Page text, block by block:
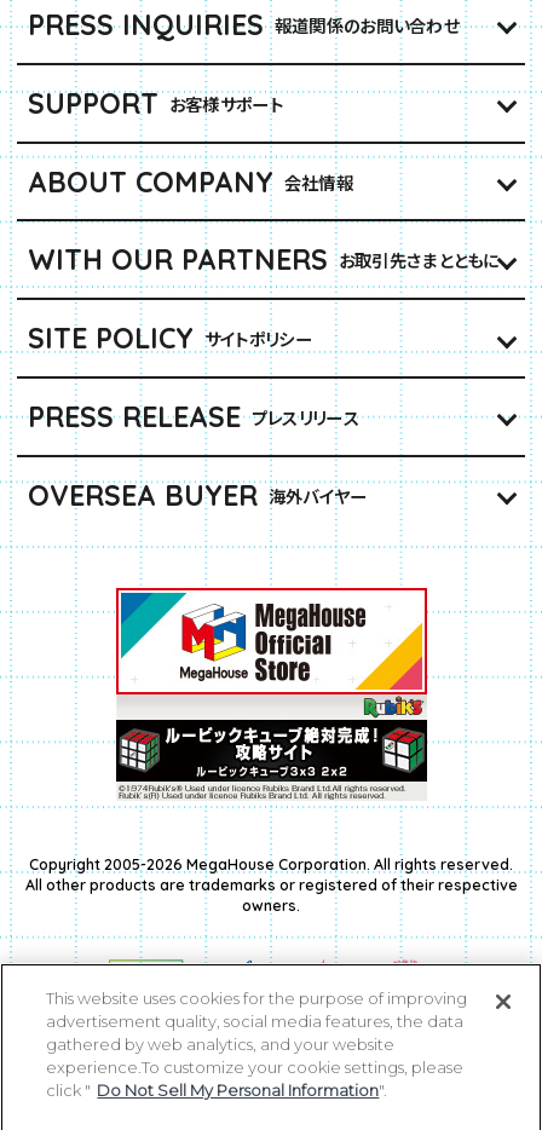
PRESS INQUIRIES 報道関係のお問い合わせ
SUPPORT お客様サポート
ABOUT COMPANY 会社情報
WITH OUR PARTNERS お取引先さまとともに
SITE POLICY サイトポリシー
PRESS RELEASE プレスリリース
OVERSEA BUYER 海外バイヤー
Copyright 2005-2026 MegaHouse Corporation. All rights reserved.
All other products are trademarks or registered of their respective
owners.
This website uses cookies for the purpose of improving
advertisement quality, social media features, the data
gathered by web analytics, and your website
experience.To customize your cookie settings, please
click " Do Not Sell My Personal Information".